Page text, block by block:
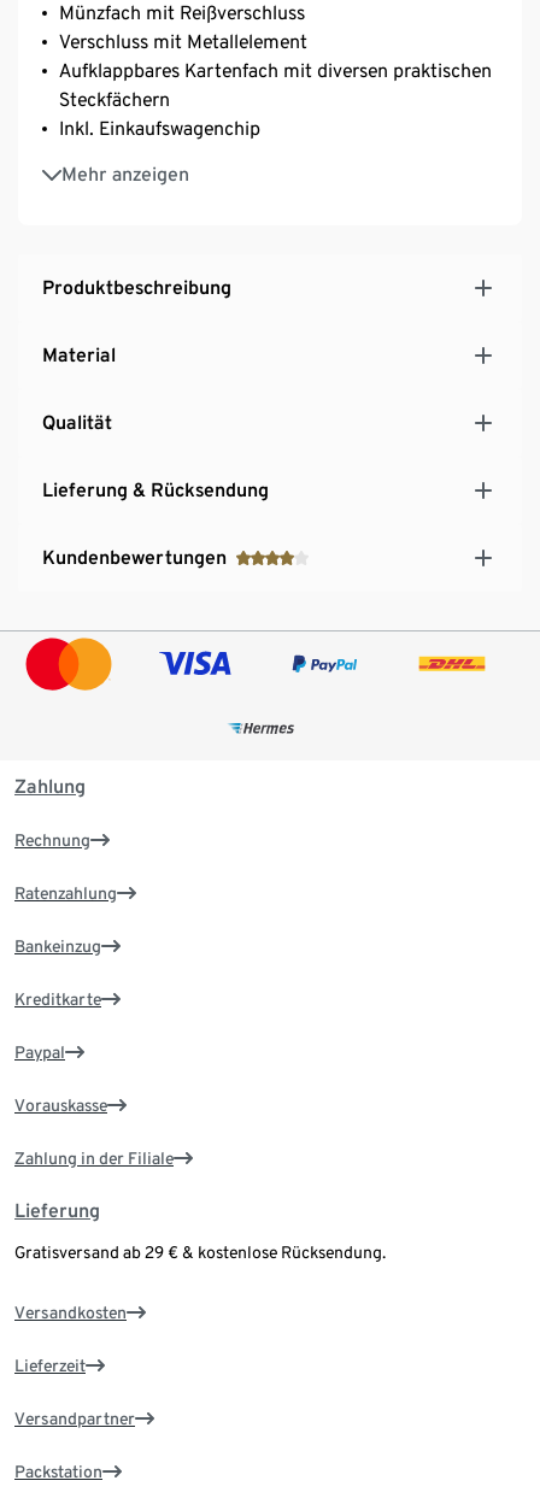
Münzfach mit Reißverschluss
Verschluss mit Metallelement
Aufklappbares Kartenfach mit diversen praktischen
Steckfächern
Inkl. Einkaufswagenchip
Mehr anzeigen
Geldbörse mit dekorativer Geschenkverpackung
Produktbeschreibung
Material
Qualität
Lieferung & Rücksendung
Kundenbewertungen
Zahlung
Rechnung
Ratenzahlung
Bankeinzug
Kreditkarte
Paypal
Vorauskasse
Zahlung in der Filiale
Lieferung
Gratisversand ab 29 € & kostenlose Rücksendung.
Versandkosten
Lieferzeit
Versandpartner
Packstation